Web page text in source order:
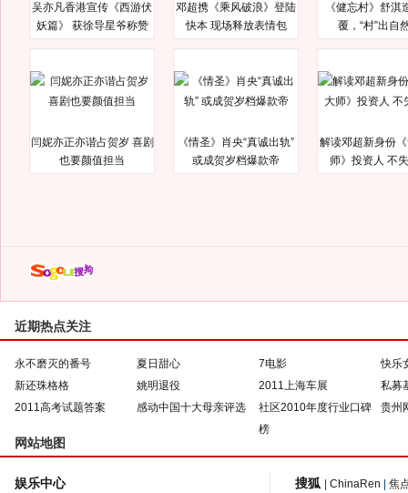
吴亦凡香港宣传《西游伏
妖篇》 获徐导星爷称赞
邓超携《乘风破浪》登陆
快本 现场释放表情包
《健忘村》舒淇
覆，“村”出自
闫妮亦正亦谐占贺岁 喜剧
也要颜值担当
《情圣》肖央“真诚出轨”
或成贺岁档爆款帝
解读邓超新身份
师》投资人 不
近期热点关注
永不磨灭的番号 夏日甜心 7电影
快乐
新还珠格格
姚明退役 2011上海车展
私募
2011高考试题答案
感动中国十大母亲评选
社区2010年度行业口碑
榜
贵州
网站地图
娱乐中心 搜狐 ChinaRen 焦